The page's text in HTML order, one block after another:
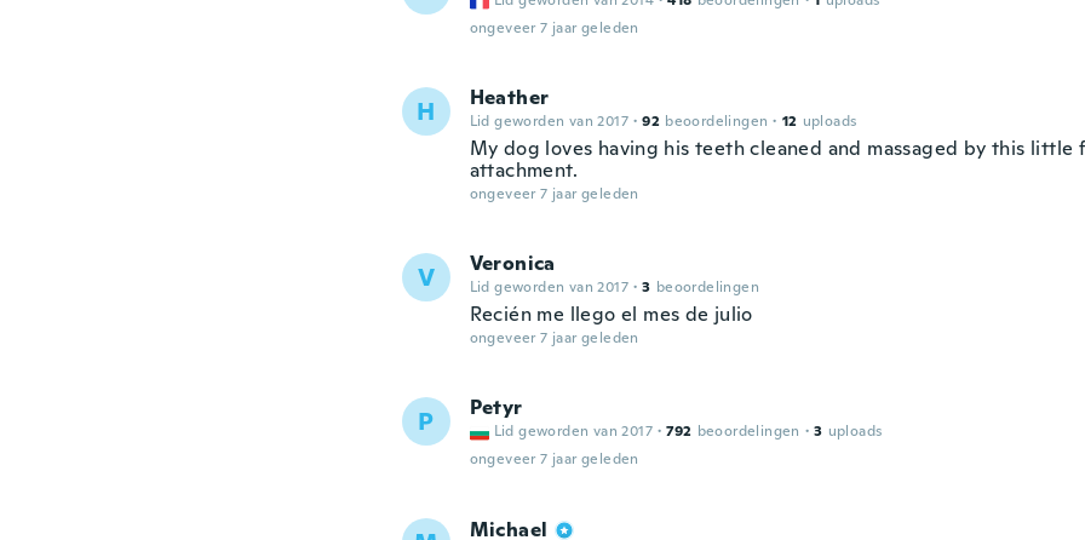
ongeveer 7 jaar geleden
H Heather
Lid geworden van 2017 · 92 beoordelingen · 12 uploads
My dog loves having his teeth cleaned and massaged by this little
attachment.
ongeveer 7 jaar geleden
V Veronica
Lid geworden van 2017 · 3 beoordelingen
Recién me llego el mes de julio
ongeveer 7 jaar geleden
P Petyr
Lid geworden van 2017 · 792 beoordelingen · 3 uploads
ongeveer 7 jaar geleden
Michael